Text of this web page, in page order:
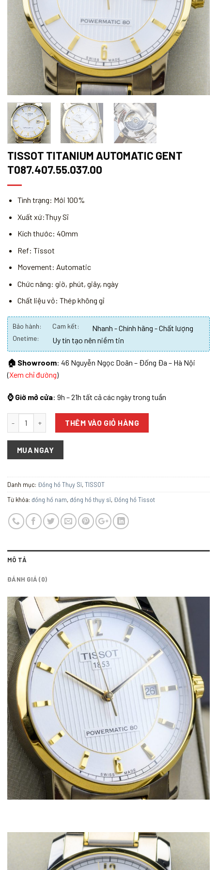
TISSOT TITANIUM AUTOMATIC GENT
T087.407.55.037.00
Tình trạng: Mới 100%
Xuất xứ:Thụy Sĩ
Kích thước: 40mm
Ref: Tissot
Movement: Automatic
Chức năng: giờ, phút, giây, ngày
Chất liệu vỏ: Thép không gỉ
Bảo hành: Cam kết: Nhanh - Chính hãng - Chất lượng
Onetime: Uy tín tạo nên niềm tin
🏠 Showroom: 46 Nguyễn Ngọc Doãn – Đống Đa – Hà Nội
(Xem chỉ đường)
⌚ Giờ mở cửa: 9h – 21h tất cả các ngày trong tuần
THÊM VÀO GIỎ HÀNG
MUA NGAY
Danh mục: Đồng hồ Thụy Sĩ,TISSOT
Từ khóa: đồng hồ nam,đồng hồ thụy sĩ, Đồng hồ Tissot
MÔ TẢ
ĐÁNH GIÁ (0)